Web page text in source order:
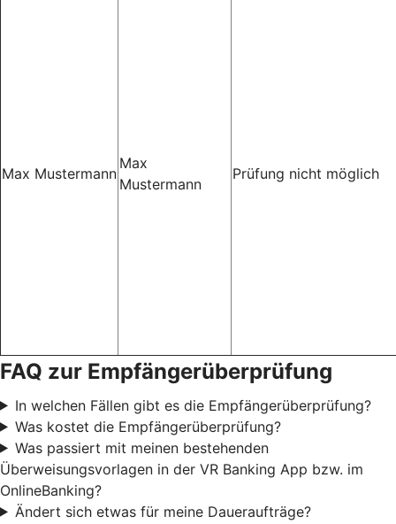
Max Mustermann
Max
Mustermann
Prüfung nicht möglich
FAQ zur Empfängerüberprüfung
In welchen Fällen gibt es die Empfängerüberprüfung?
Was kostet die Empfängerüberprüfung?
Was passiert mit meinen bestehenden
Überweisungsvorlagen in der VR Banking App bzw. im
OnlineBanking?
Ändert sich etwas für meine Daueraufträge?